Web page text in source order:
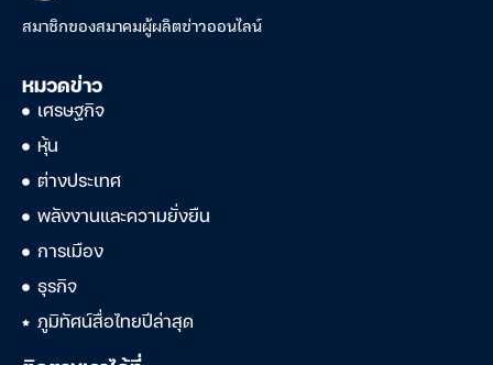
สมาชิกของสมาคมผู้ผลิตข่าวออนไลน์
หมวดข่าว
เศรษฐกิจ
หุ้น
ต่างประเทศ
พลังงานและความยั่งยืน
การเมือง
ธุรกิจ
ภูมิทัศน์สื่อไทยปีล่าสุด